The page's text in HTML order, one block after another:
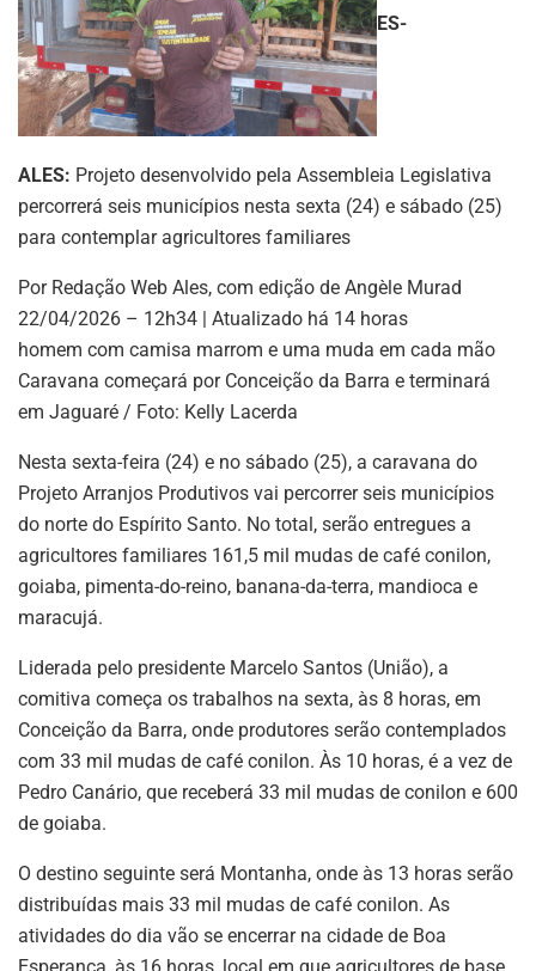
ES-
ALES: Projeto desenvolvido pela Assembleia Legislativa
percorrerá seis municípios nesta sexta (24) e sábado (25)
para contemplar agricultores familiares
Por Redação Web Ales, com edição de Angèle Murad
22/04/2026 – 12h34 | Atualizado há 14 horas
homem com camisa marrom e uma muda em cada mão
Caravana começará por Conceição da Barra e terminará
em Jaguaré / Foto: Kelly Lacerda
Nesta sexta-feira (24) e no sábado (25), a caravana do
Projeto Arranjos Produtivos vai percorrer seis municípios
do norte do Espírito Santo. No total, serão entregues a
agricultores familiares 161,5 mil mudas de café conilon,
goiaba, pimenta-do-reino, banana-da-terra, mandioca e
maracujá.
Liderada pelo presidente Marcelo Santos (União), a
comitiva começa os trabalhos na sexta, às 8 horas, em
Conceição da Barra, onde produtores serão contemplados
com 33 mil mudas de café conilon. Às 10 horas, é a vez de
Pedro Canário, que receberá 33 mil mudas de conilon e 600
de goiaba.
O destino seguinte será Montanha, onde às 13 horas serão
distribuídas mais 33 mil mudas de café conilon. As
atividades do dia vão se encerrar na cidade de Boa
Esperança, às 16 horas, local em que agricultores de base